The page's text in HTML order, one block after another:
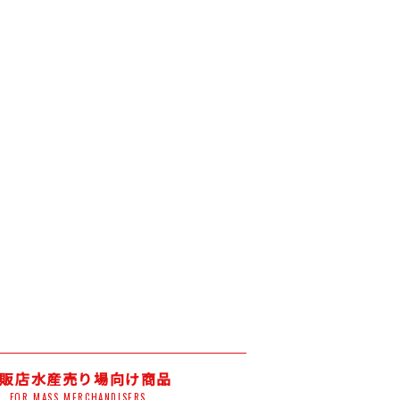
店水産売り場向け商品
FOR MASS MERCHANDISERS